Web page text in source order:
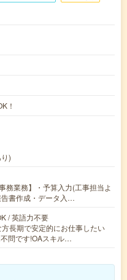
！
)
務業務】・予算入力(工事担当よ
告書作成・データ入…
/ 英語力不要
方長期で安定的にお仕事したい
問です!OAスキル…